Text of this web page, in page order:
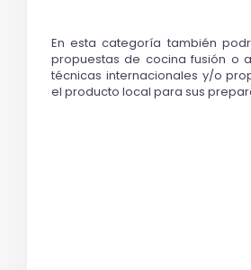
En esta categoría también
propuestas de cocina fusión o
técnicas internacionales y/o
el producto local para sus